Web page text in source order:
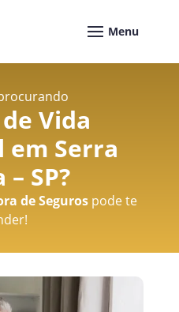
Vida
Serra
– SP?
de Segurospode te